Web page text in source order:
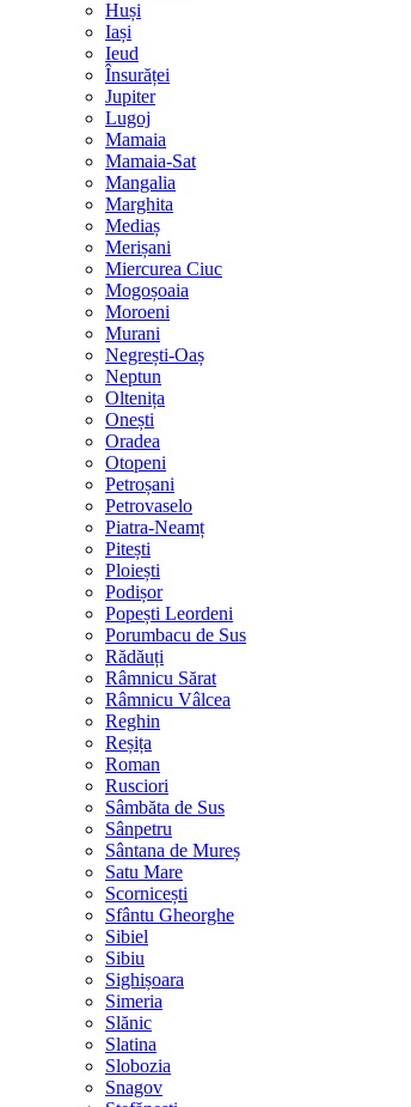
Huși
Iași
Ieud
Însurăței
Jupiter
Lugoj
Mamaia
Mamaia-Sat
Mangalia
Marghita
Mediaș
Merișani
Miercurea Ciuc
Mogoșoaia
Moroeni
Murani
Negrești-Oaș
Neptun
Oltenița
Onești
Oradea
Otopeni
Petroșani
Petrovaselo
Piatra-Neamț
Pitești
Ploiești
Podișor
Popești Leordeni
Porumbacu de Sus
Rădăuți
Râmnicu Sărat
Râmnicu Vâlcea
Reghin
Reșița
Roman
Rusciori
Sâmbăta de Sus
Sânpetru
Sântana de Mureș
Satu Mare
Scornicești
Sfântu Gheorghe
Sibiel
Sibiu
Sighișoara
Simeria
Slănic
Slatina
Slobozia
Snagov